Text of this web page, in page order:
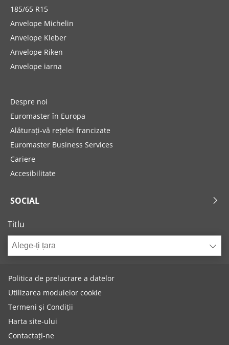
185/65 R15
Anvelope Michelin
Anvelope Kleber
Anvelope Riken
Anvelope iarna
Despre noi
Euromaster în Europa
Alăturați-vă rețelei francizate
Euromaster Business Services
Cariere
Accesibilitate
SOCIAL
Titlu
Alege-ți țara
Politica de prelucrare a datelor
Utilizarea modulelor cookie
Termeni și Condiții
Harta site-ului
Contactați-ne